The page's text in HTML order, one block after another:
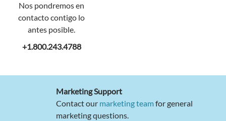
Nos pondremos en
contacto contigo lo
antes posible.
+1.800.243.4788
Marketing Support
Contact our marketing team for general
marketing questions.